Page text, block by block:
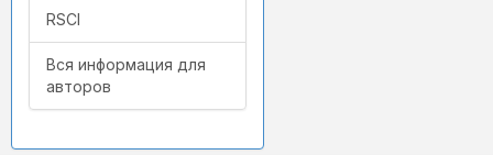
RSCI
Вся информация для
авторов